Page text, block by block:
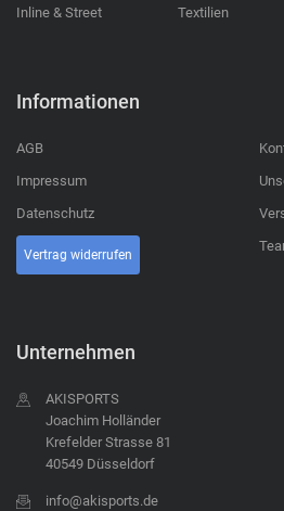
Inline & Street
Textilien
Informationen
AGB
Impressum
Datenschutz
Vertrag widerrufen
Unternehmen
AKISPORTS
Joachim Holländer
Krefelder Strasse 81
40549 Düsseldorf
info@akisports.de